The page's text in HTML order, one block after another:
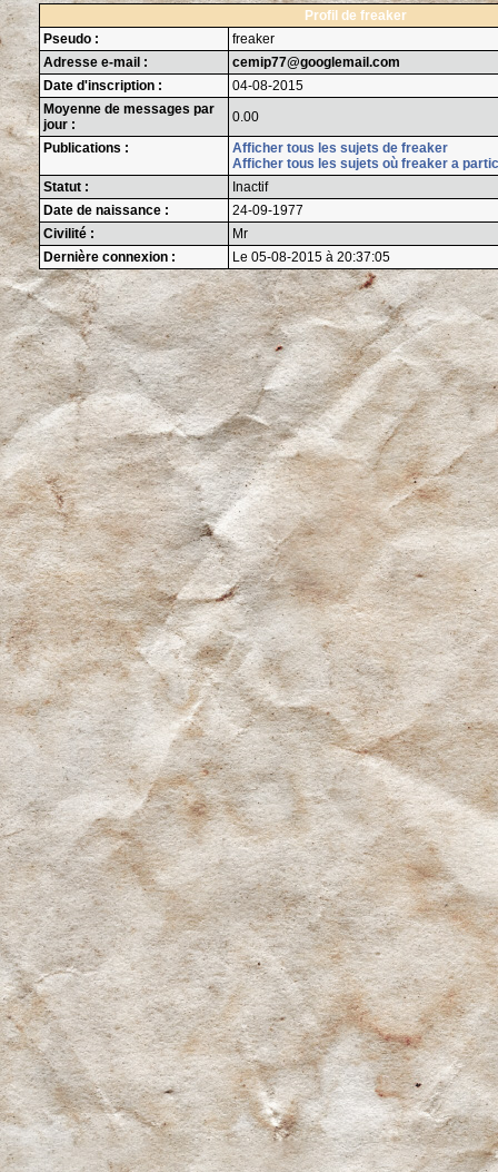
Profil de freaker
Pseudo :
freaker
Adresse e-mail :
cemip77@googlemail.com
Date d'inscription :
04-08-2015
Moyenne de messages par
jour :
0.00
Publications :
Afficher tous les sujets de freaker
Afficher tous les sujets où freaker a
Statut :
Inactif
Date de naissance :
24-09-1977
Civilité :
Mr
Dernière connexion :
Le 05-08-2015 à 20:37:05